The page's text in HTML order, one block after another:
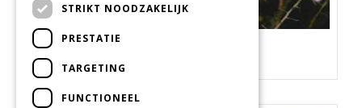
STRIKT NOODZAKELIJK
PRESTATIE
TARGETING
FUNCTIONEEL